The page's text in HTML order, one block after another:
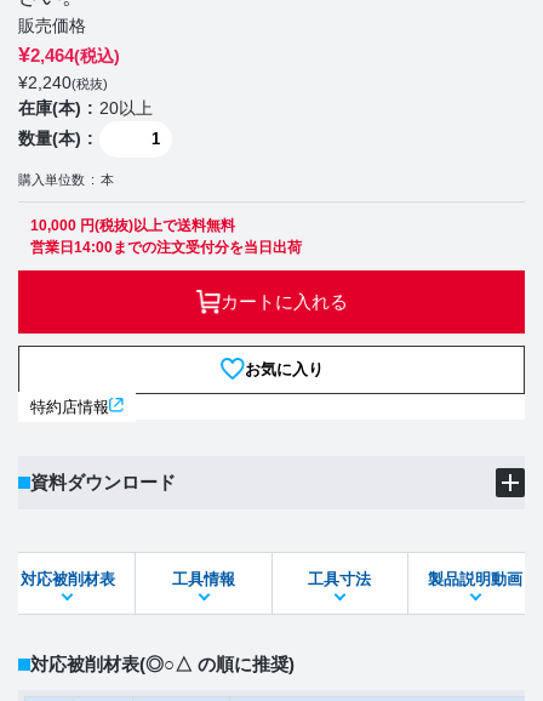
販売価格
¥2,464(税込)
¥2,240(税抜)
在庫(本)
20以上
数量(本)
購入単位数 本
10,000 円(税抜)以上で送料無料
営業日14:00までの注文受付分を当日出荷
カートに入れる
お気に入り
特約店情報
資料ダウンロード
STEPファイル DXFファイル
対応被削材表 工具情報 工具寸法 製品説明動画
対応被削材表(◎○△ の順に推奨)